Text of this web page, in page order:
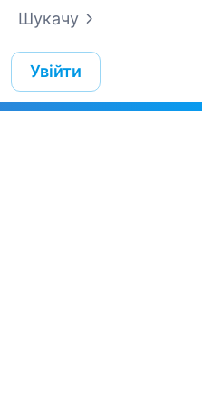
Шукачу
Увійти